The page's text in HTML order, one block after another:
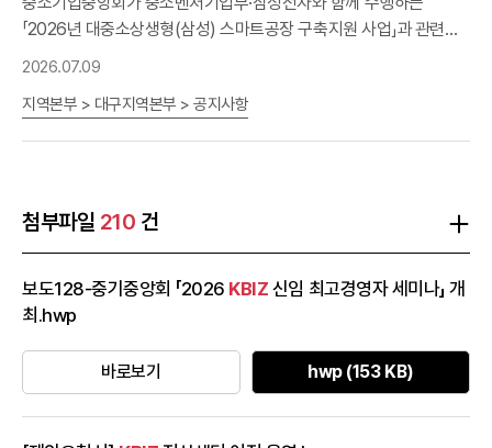
(02-2124-4383)
「2026년 대중소상생형(삼성) 스마트공장 구축지원 사업」과 관련하
여, 다음과 같이 참여기업을 추가모집코자 하오니 관심있는 기업에서
https://www.kbiz.or.kr/ko/contents/bbs/list.do?mnSeq=334-
시스템 온라인 접수- 온라인 신청: 스마트공장 사업관리시스템
(www.smart-factory.kr) · 경로: 사이트 접속 → 회원가입(기업) →
반드시 도입기업 아이디로 신청)- 양식 다운로드: 중소기업중앙회 홈
페이지 라. 지원내용 구분상생형AI트랙식품업고도화고도화(동일수
준)기초지원대상(구축목표)중간1 이상중간1 이상기초 이상 중간1 이
상 중간1 이상지원규모최대 1.5억원(총 사업비 60%지원)최대 6천
만원(총 사업비 60%지원)최대 6천만원(총 사업비 60%지원)최대
3억원(총 사업비 75%지원)최대 2억원(총 사업비 50%지원)※세부
2026.07.09
지역본부 > 대구지역본부 > 공지사항
첨부파일 210 건
보도128-중기중앙회 「2026 KBIZ 신임 최고경영자 세미나」 개
최.hwp
바로보기 hwp (153 KB)